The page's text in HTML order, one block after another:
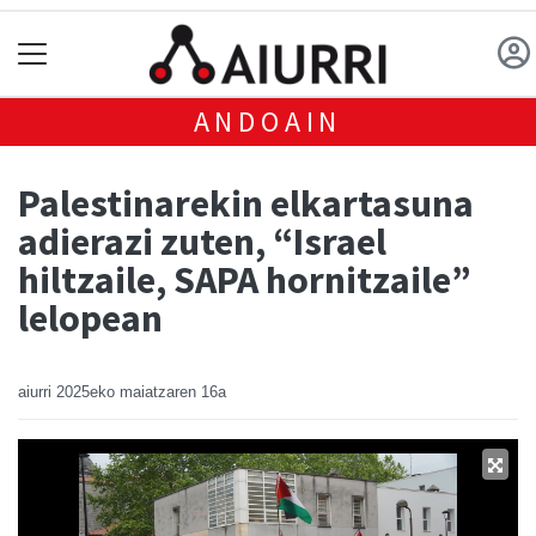
ANDOAIN
Palestinarekin elkartasuna
adierazi zuten, “Israel
hiltzaile, SAPA hornitzaile”
lelopean
aiurri 2025eko maiatzaren 16a